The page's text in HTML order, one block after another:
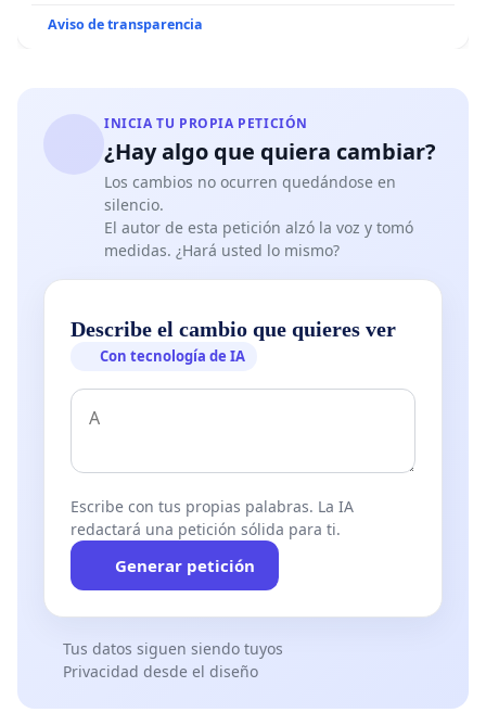
Aviso de transparencia
INICIA TU PROPIA PETICIÓN
¿Hay algo que quiera cambiar?
Los cambios no ocurren quedándose en
silencio.
El autor de esta petición alzó la voz y tomó
medidas. ¿Hará usted lo mismo?
Describe el cambio que quieres ver
Con tecnología de IA
Escribe con tus propias palabras. La IA
redactará una petición sólida para ti.
Generar petición
Tus datos siguen siendo tuyos
Privacidad desde el diseño